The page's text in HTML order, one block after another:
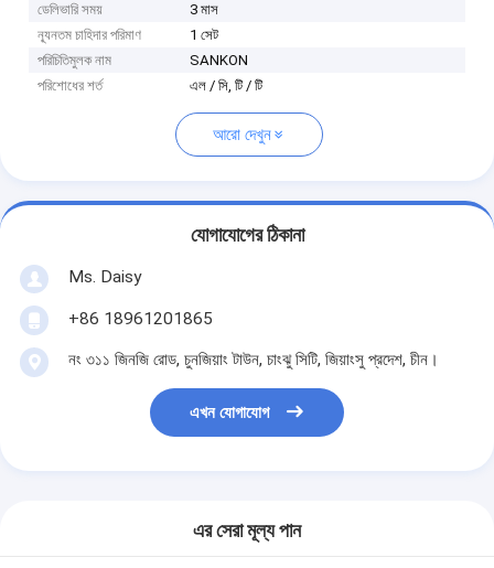
ডেলিভারি সময়
3 মাস
ন্যূনতম চাহিদার পরিমাণ
1 সেট
পরিচিতিমুলক নাম
SANKON
পরিশোধের শর্ত
এল / সি, টি / টি
আরো দেখুন
যোগাযোগের ঠিকানা
Ms. Daisy
+86 18961201865
নং ৩১১ জিনজি রোড, চুনজিয়াং টাউন, চাংঝু সিটি, জিয়াংসু প্রদেশ, চীন।
এখন যোগাযোগ
এর সেরা মূল্য পান